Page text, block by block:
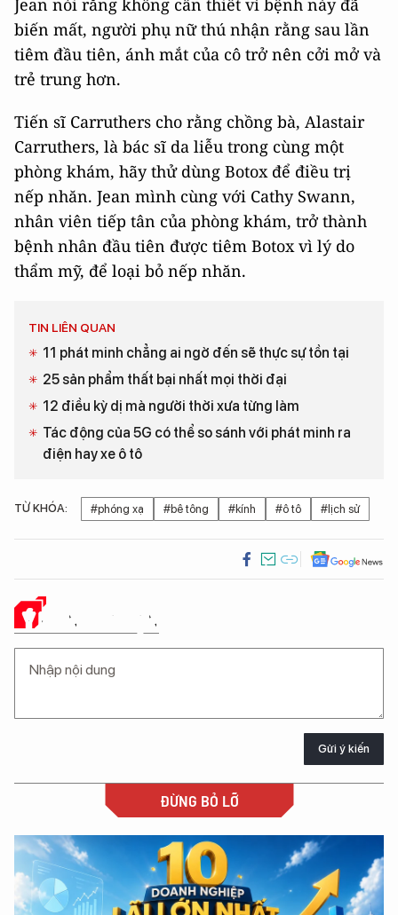
Jean nói rằng không cần thiết vì bệnh này đã
biến mất, người phụ nữ thú nhận rằng sau lần
tiêm đầu tiên, ánh mắt của cô trở nên cởi mở và
trẻ trung hơn.
Tiến sĩ Carruthers cho rằng chồng bà, Alastair
Carruthers, là bác sĩ da liễu trong cùng một
phòng khám, hãy thử dùng Botox để điều trị
nếp nhăn. Jean mình cùng với Cathy Swann,
nhân viên tiếp tân của phòng khám, trở thành
bệnh nhân đầu tiên được tiêm Botox vì lý do
thẩm mỹ, để loại bỏ nếp nhăn.
TIN LIÊN QUAN
11 phát minh chẳng ai ngờ đến sẽ thực sự tồn tại
25 sản phẩm thất bại nhất mọi thời đại
12 điều kỳ dị mà người thời xưa từng làm
Tác động của 5G có thể so sánh với phát minh ra
điện hay xe ô tô
TỪ KHÓA: #phóng xạ #bê tông #kính #ô tô #lịch sử
Ý KIẾN CỦA BẠN
Gửi ý kiến
ĐỪNG BỎ LỠ